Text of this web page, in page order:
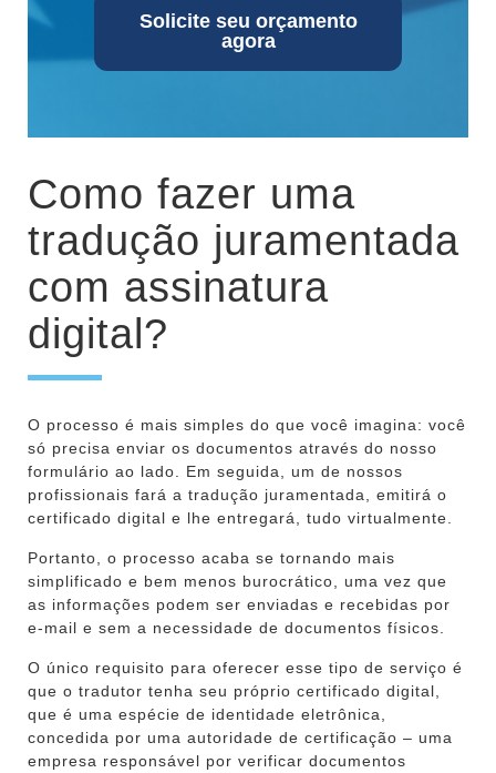
Solicite seu orçamento
agora
Como fazer uma
tradução juramentada
com assinatura
digital?
O processo é mais simples do que você imagina: você
só precisa enviar os documentos através do nosso
formulário ao lado. Em seguida, um de nossos
profissionais fará a tradução juramentada, emitirá o
certificado digital e lhe entregará, tudo virtualmente.
Portanto, o processo acaba se tornando mais
simplificado e bem menos burocrático, uma vez que
as informações podem ser enviadas e recebidas por
e-mail e sem a necessidade de documentos físicos.
O único requisito para oferecer esse tipo de serviço é
que o tradutor tenha seu próprio certificado digital,
que é uma espécie de identidade eletrônica,
concedida por uma autoridade de certificação – uma
empresa responsável por verificar documentos